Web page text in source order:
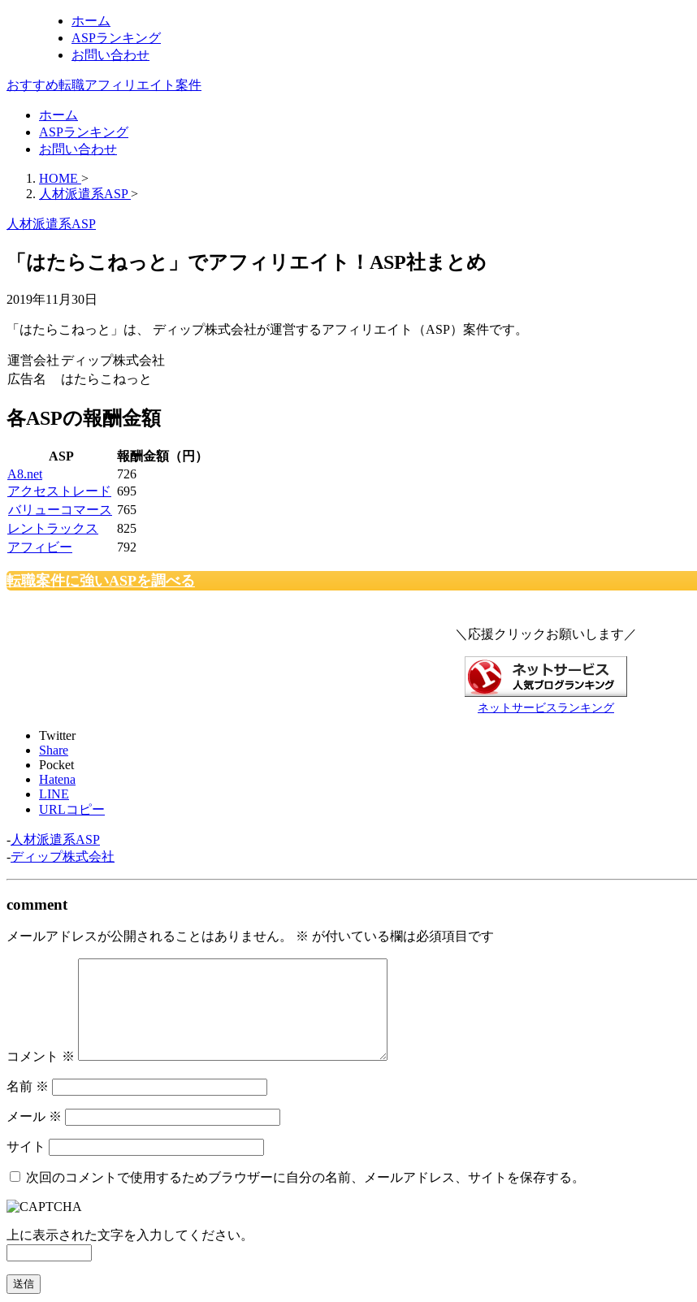
ホーム
ASPランキング
お問い合わせ
おすすめ転職アフィリエイト案件
ホーム
ASPランキング
お問い合わせ
HOME >
人材派遣系ASP >
人材派遣系ASP
「はたらこねっと」でアフィリエイト！ASP社まとめ
2019年11月30日
「はたらこねっと」は、 ディップ株式会社が運営するアフィリエイト（ASP）案件です。
運営会社 ディップ株式会社
広告名
はたらこねっと
各ASPの報酬金額
ASP
報酬金額（円）
A8.net
726
アクセストレード 695
バリューコマース 765
レントラックス
825
アフィビー
792
転職案件に強いASPを調べる
＼応援クリックお願いします／
ネットサービスランキング
Twitter
Share
Pocket
Hatena
LINE
URLコピー
-人材派遣系ASP
-ディップ株式会社
comment
メールアドレスが公開されることはありません。 ※ が付いている欄は必須項目です
コメント ※
名前 ※
メール ※
サイト
次回のコメントで使用するためブラウザーに自分の名前、メールアドレス、サイトを保存する。
上に表示された文字を入力してください。